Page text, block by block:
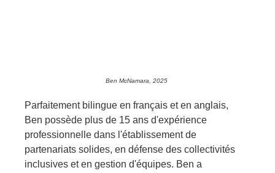
Ben McNamara, 2025
Parfaitement bilingue en français et en anglais,
Ben possède plus de 15 ans d'expérience
professionnelle dans l'établissement de
partenariats solides, en défense des collectivités
inclusives et en gestion d'équipes. Ben a